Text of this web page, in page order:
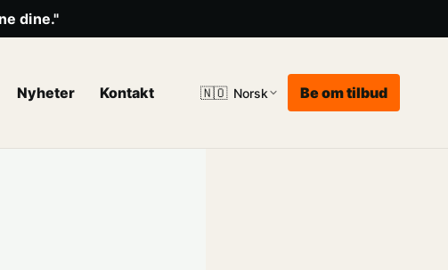
dine."
Nyheter Kontakt 🇳🇴 Norsk Be om tilbud